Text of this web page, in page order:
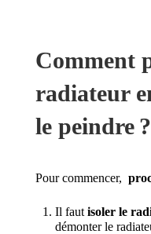
Comment
radiateur
le peindre ?
Pour commencer,
Il faut isoler le
démonter le